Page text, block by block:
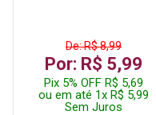
De: R$ 8,99
Por: R$ 5,99
Pix 5% OFF R$ 5,69
ou em até 1x R$ 5,99
Sem Juros